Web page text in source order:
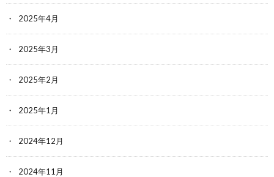
2025年4月
2025年3月
2025年2月
2025年1月
2024年12月
2024年11月